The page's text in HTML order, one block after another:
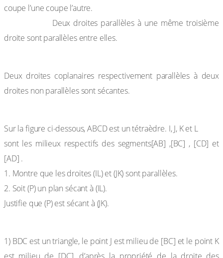
coupe l’une coupe l’autre.
Deux droites parallèles à une même troisième
droite sont parallèles entre elles.
Deux droites coplanaires respectivement parallèles à deux
droites non parallèles sont sécantes.
Sur la figure ci-dessous, ABCD est un tétraèdre. I, J, K et L
sont les milieux respectifs des segments[AB] ,[BC] , [CD] et
[AD] .
1. Montre que les droites (IL) et (JK) sont parallèles.
2. Soit (P) un plan sécant à (IL).
Justifie que (P) est sécant à (JK).
1) BDC est un triangle, le point J est milieu de [BC] et le point K